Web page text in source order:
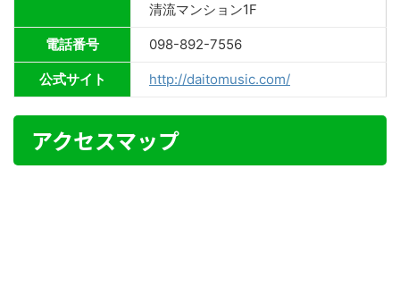
清流マンション1F
電話番号 098-892-7556
公式サイト http://daitomusic.com/
アクセスマップ